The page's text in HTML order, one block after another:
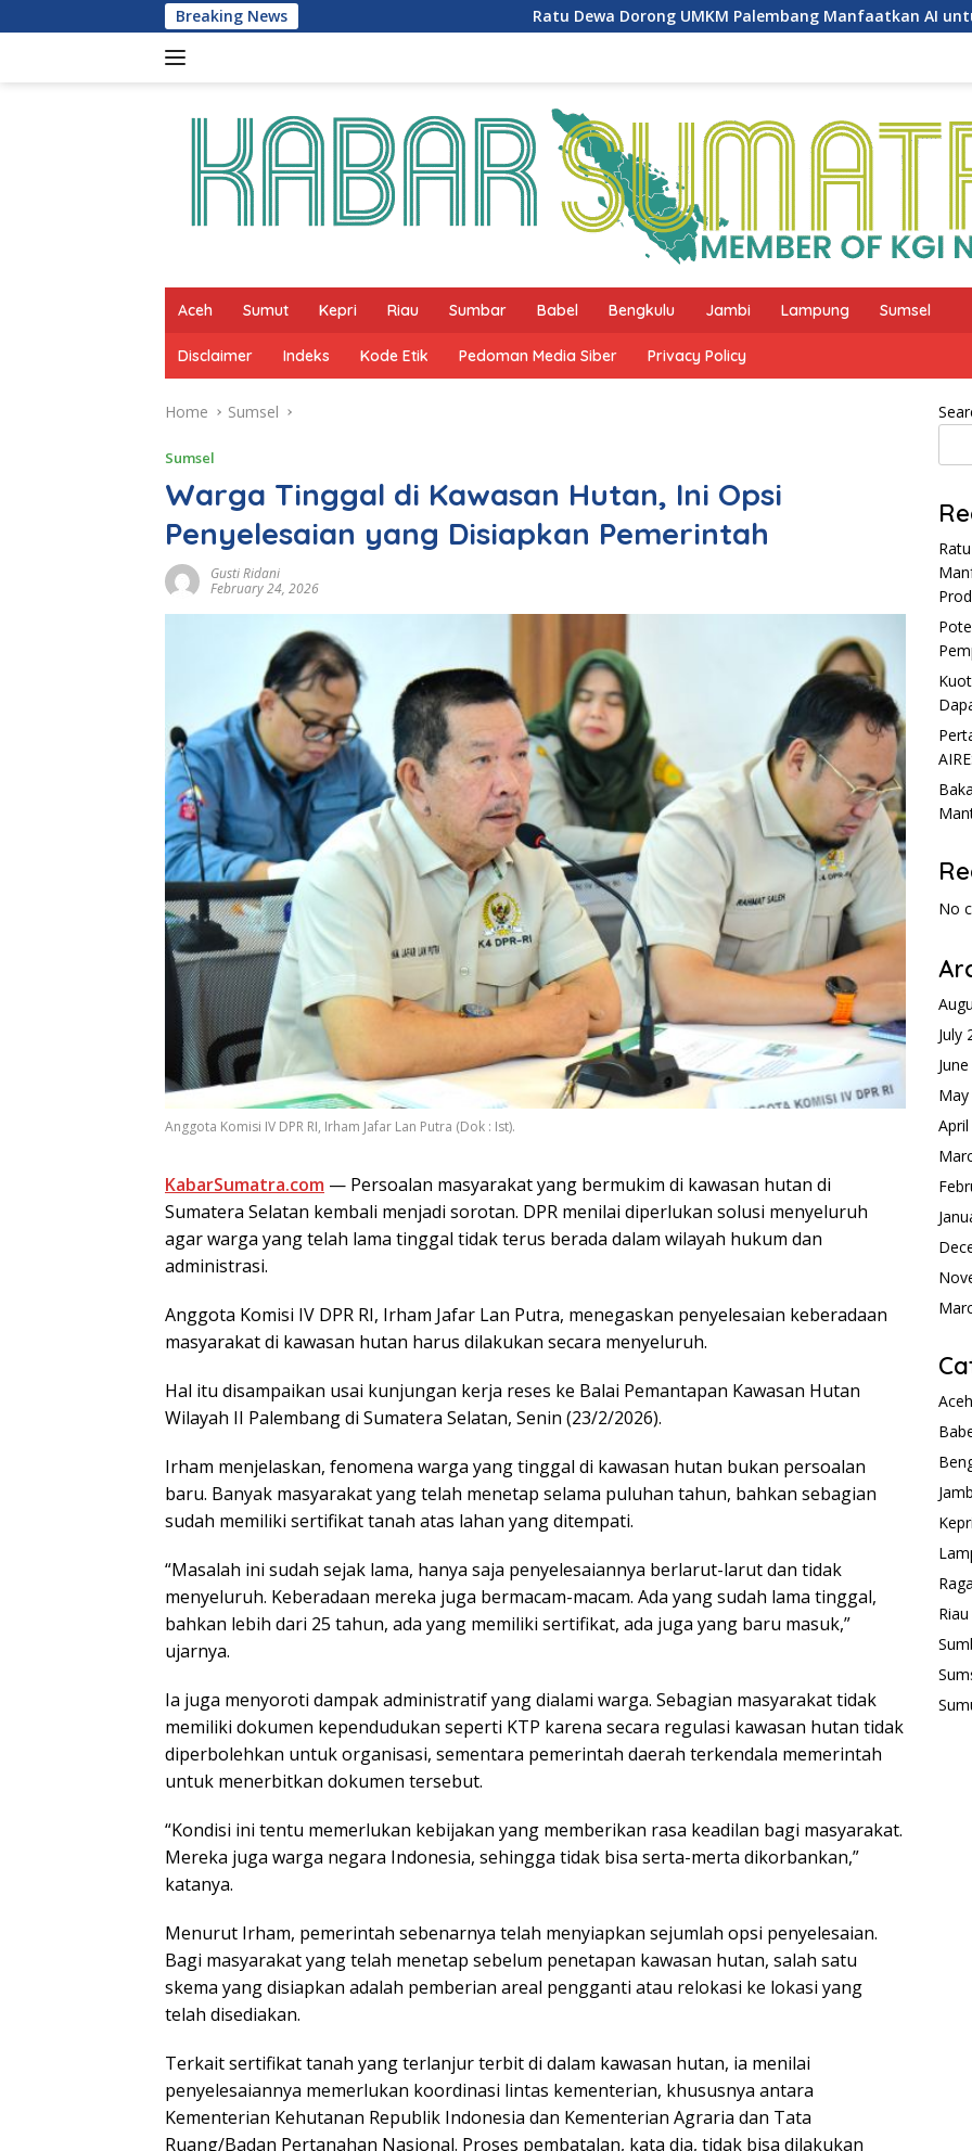
to
Breaking News Ratu Dewa Dorong UMKM Palembang Manfaatkan AI untuk Pemasaran
Aceh Sumut Kepri Riau Sumbar Babel Bengkulu Jambi Lampung Sumsel
Disclaimer Indeks Kode Etik Pedoman Media Siber Privacy Policy
Home Sumsel
Sumsel
Warga Tinggal di Kawasan Hutan, Ini Opsi
Penyelesaian yang Disiapkan Pemerintah
Gusti Ridani
February 24, 2026
Anggota Komisi IV DPR RI, Irham Jafar Lan Putra (Dok : Ist).
KabarSumatra.com — Persoalan masyarakat yang bermukim di kawasan hutan di
Sumatera Selatan kembali menjadi sorotan. DPR menilai diperlukan solusi menyeluruh
agar warga yang telah lama tinggal tidak terus berada dalam wilayah hukum dan
administrasi.
Anggota Komisi IV DPR RI, Irham Jafar Lan Putra, menegaskan penyelesaian keberadaan
masyarakat di kawasan hutan harus dilakukan secara menyeluruh.
Hal itu disampaikan usai kunjungan kerja reses ke Balai Pemantapan Kawasan Hutan
Wilayah II Palembang di Sumatera Selatan, Senin (23/2/2026).
Irham menjelaskan, fenomena warga yang tinggal di kawasan hutan bukan persoalan
baru. Banyak masyarakat yang telah menetap selama puluhan tahun, bahkan sebagian
sudah memiliki sertifikat tanah atas lahan yang ditempati.
“Masalah ini sudah sejak lama, hanya saja penyelesaiannya berlarut-larut dan tidak
menyeluruh. Keberadaan mereka juga bermacam-macam. Ada yang sudah lama tinggal,
bahkan lebih dari 25 tahun, ada yang memiliki sertifikat, ada juga yang baru masuk,”
ujarnya.
Ia juga menyoroti dampak administratif yang dialami warga. Sebagian masyarakat tidak
memiliki dokumen kependudukan seperti KTP karena secara regulasi kawasan hutan tidak
diperbolehkan untuk organisasi, sementara pemerintah daerah terkendala memerintah
untuk menerbitkan dokumen tersebut.
“Kondisi ini tentu memerlukan kebijakan yang memberikan rasa keadilan bagi masyarakat.
Mereka juga warga negara Indonesia, sehingga tidak bisa serta-merta dikorbankan,”
katanya.
Menurut Irham, pemerintah sebenarnya telah menyiapkan sejumlah opsi penyelesaian.
Bagi masyarakat yang telah menetap sebelum penetapan kawasan hutan, salah satu
skema yang disiapkan adalah pemberian areal pengganti atau relokasi ke lokasi yang
telah disediakan.
Terkait sertifikat tanah yang terlanjur terbit di dalam kawasan hutan, ia menilai
penyelesaiannya memerlukan koordinasi lintas kementerian, khususnya antara
Kementerian Kehutanan Republik Indonesia dan Kementerian Agraria dan Tata
Ruang/Badan Pertanahan Nasional. Proses pembatalan, kata dia, tidak bisa dilakukan
No
July
Aceh
Kepri
Riau